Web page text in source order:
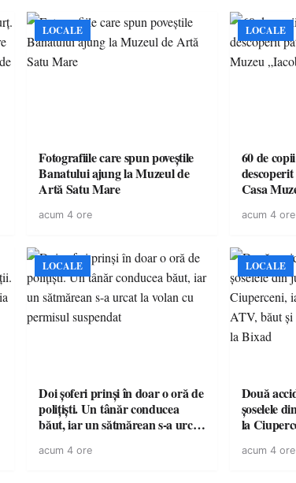
LOCALE
Fotografiile care spun poveștile
Banatului ajung la Muzeul de
Artă Satu Mare
acum 4 ore
LOCALE
60 de
Casa
acum 4 ore
LOCALE
Doi șoferi prinși în doar o oră de
polițiști. Un tânăr conducea
băut, iar un sătmărean s-a urcat
acum 4 ore
LOCALE
Două
șoselele
la
răsturnat
acum 4 ore